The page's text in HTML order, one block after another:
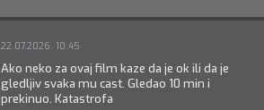
22.07.2026. 10:45
Ako neko za ovaj film kaze da je ok ili da je
gledljiv svaka mu cast. Gledao 10 min i
prekinuo. Katastrofa